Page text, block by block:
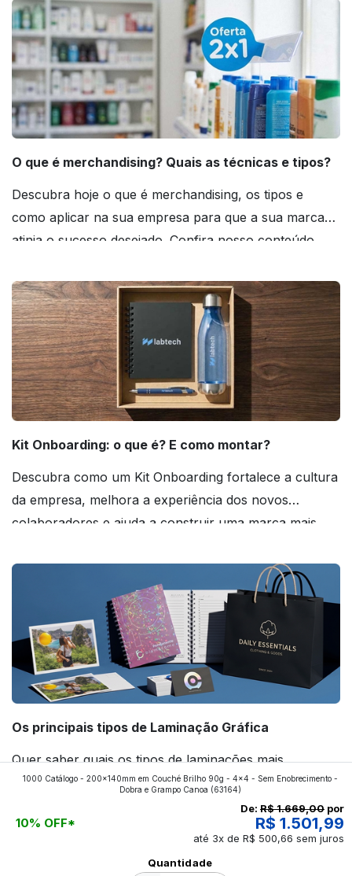
O que é merchandising? Quais as técnicas e tipos?
Descubra hoje o que é merchandising, os tipos e
como aplicar na sua empresa para que a sua marca
atinja o sucesso desejado. Confira nosso conteúdo
Kit Onboarding: o que é? E como montar?
Descubra como um Kit Onboarding fortalece a cultura
da empresa, melhora a experiência dos novos
colaboradores e ajuda a construir uma marca mais
Os principais tipos de Laminação Gráfica
Quer saber quais os tipos de laminações mais
aplicados nos impressos da gráfica FuturaIM? Então,
continue a leitura que vamos revelar para você!
1000 Catálogo - 200x140mm em Couché Brilho 90g - 4x4 - Sem Enobrecimento -
Dobra e Grampo Canoa (63164)
10% OFF*
De: R$ 1.669,00 por
R$ 1.501,99
até 3x de R$ 500,66 sem juros
Quantidade